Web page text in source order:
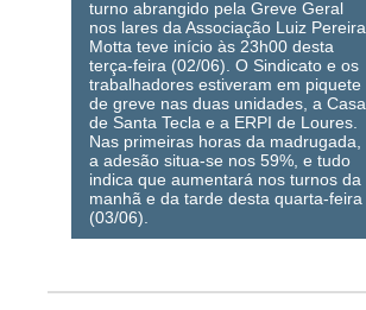
turno abrangido pela Greve Geral
nos lares da Associação Luiz Pereira
Motta teve início às 23h00 desta
terça-feira (02/06). O Sindicato e os
trabalhadores estiveram em piquete
de greve nas duas unidades, a Casa
de Santa Tecla e a ERPI de Loures.
Nas primeiras horas da madrugada,
a adesão situa-se nos 59%, e tudo
indica que aumentará nos turnos da
manhã e da tarde desta quarta-feira
(03/06).